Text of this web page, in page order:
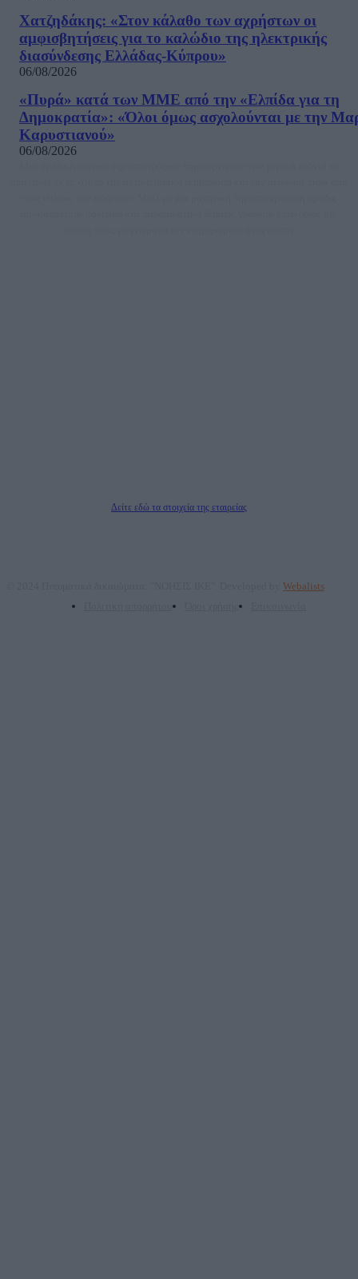
Χατζηδάκης: «Στον κάλαθο των αχρήστων οι
αμφισβητήσεις για το καλώδιο της ηλεκτρικής
διασύνδεσης Ελλάδας-Κύπρου»
06/08/2026
«Πυρά» κατά των ΜΜΕ από την «Ελπίδα για τη
Δημοκρατία»: «Όλοι όμως ασχολούνται με την
Καρυστιανού»
06/08/2026
Δείτε εδώ τα στοιχεία της εταιρείας
Webalists